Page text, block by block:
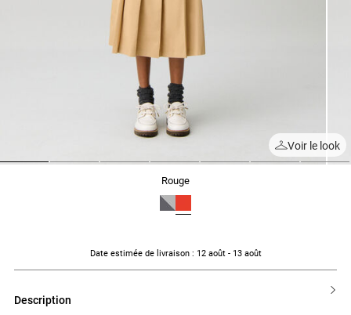
Voir le look
rouge
Date estimée de livraison: 12 août - 13 août
description